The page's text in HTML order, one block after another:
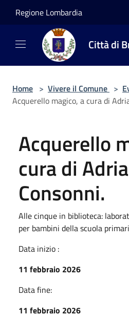
Regione Lombardia
Città di
Home > Vivere il Comune >
Acquerello magico, a cura di
Acquerello
cura di
Consonni.
Alle cinque in biblioteca:
per bambini della scuola
Data inizio :
11 febbraio 2026
Data fine:
11 febbraio 2026